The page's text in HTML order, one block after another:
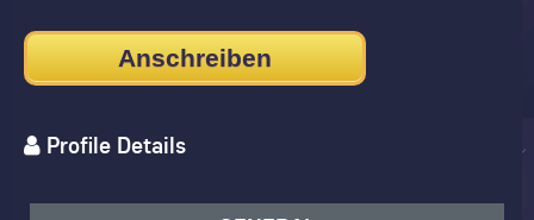
Anschreiben
Profile Details